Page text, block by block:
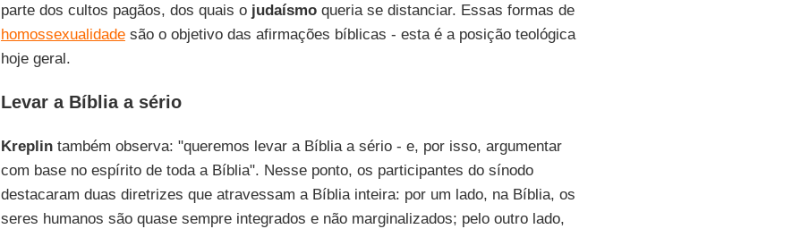
parte dos cultos pagãos, dos quais o judaísmoqueria se distanciar. Essas formas de
homossexualidadesão o objetivo das afirmações bíblicas - esta é a posição teológica
hoje geral.
Levar a Bíblia a sério
Kreplintambém observa: "queremos levar a Bíblia a sério - e, por isso, argumentar
com base no espírito de toda a Bíblia". Nesse ponto, os participantes do sínodo
destacaram duas diretrizes que atravessam a Bíblia inteira: por um lado, na Bíblia, os
seres humanos são quase sempre integrados e não marginalizados; pelo outro lado,